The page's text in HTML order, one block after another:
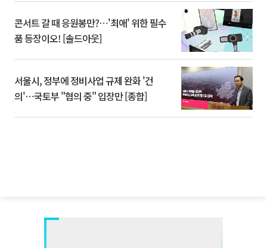
콘서트 갈 때 응원봉만?⋯'최애' 위한 필수
품 등장이오! [솔드아웃]
서울시, 정부에 정비사업 규제 완화 '건
의'⋯국토부 "협의 중" 입장만 [종합]